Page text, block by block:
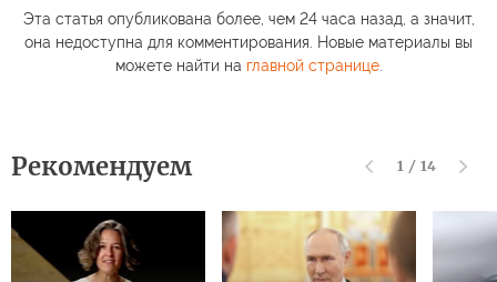
Эта статья опубликована более, чем 24 часа назад, а значит,
она недоступна для комментирования. Новые материалы вы
можете найти на главной странице.
Рекомендуем 1 / 14